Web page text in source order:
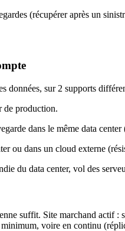
(récupérer après un
données, sur 2 supports
de production.
dans le même data center
ou dans un cloud externe
du data center, vol des
suffit. Site marchand actif :
voire en continu